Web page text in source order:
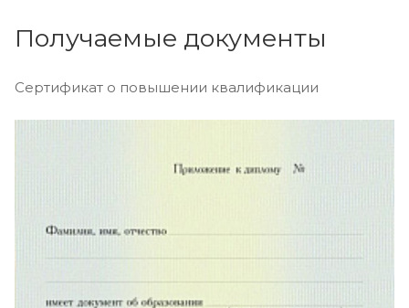
Получаемые документы
Сертификат о повышении квалификации